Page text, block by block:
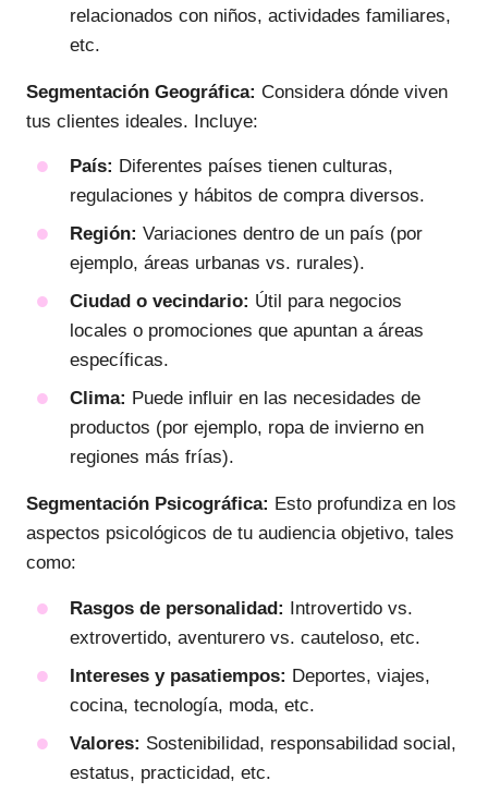
relacionados con niños, actividades familiares,
etc.
Segmentación Geográfica: Considera dónde viven
tus clientes ideales. Incluye:
País: Diferentes países tienen culturas,
regulaciones y hábitos de compra diversos.
Región: Variaciones dentro de un país (por
ejemplo, áreas urbanas vs. rurales).
Ciudad o vecindario: Útil para negocios
locales o promociones que apuntan a áreas
específicas.
Clima: Puede influir en las necesidades de
productos (por ejemplo, ropa de invierno en
regiones más frías).
Segmentación Psicográfica: Esto profundiza en los
aspectos psicológicos de tu audiencia objetivo, tales
como:
Rasgos de personalidad: Introvertido vs.
extrovertido, aventurero vs. cauteloso, etc.
Intereses y pasatiempos: Deportes, viajes,
cocina, tecnología, moda, etc.
Valores: Sostenibilidad, responsabilidad social,
estatus, practicidad, etc.